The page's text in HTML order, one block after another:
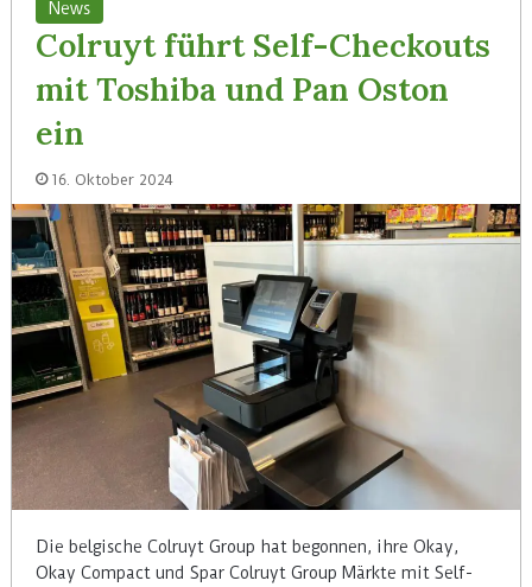
News
Colruyt führt Self-Checkouts
mit Toshiba und Pan Oston
ein
16. Oktober 2024
Die belgische Colruyt Group hat begonnen, ihre Okay,
Okay Compact und Spar Colruyt Group Märkte mit Self-